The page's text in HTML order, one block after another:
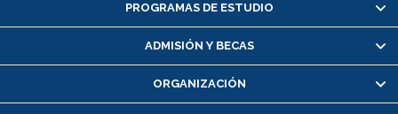
Alumnas/os y exalumnas/os
Matrícula en línea
Inscripción y cambio de asignaturas
Consulta y certificado de notas
PROGRAMAS DE ESTUDIO
ADMISIÓN Y BECAS
ORGANIZACIÓN